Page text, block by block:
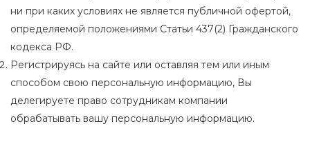
ни при каких условиях не является публичной офертой,
определяемой положениями Статьи 437(2) Гражданского
кодекса РФ.
Регистрируясь на сайте или оставляя тем или иным
способом свою персональную информацию, Вы
делегируете право сотрудникам компании
обрабатывать вашу персональную информацию.